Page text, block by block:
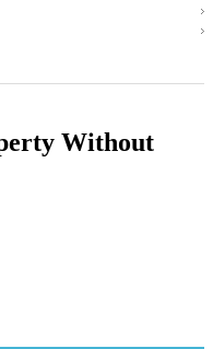
Without